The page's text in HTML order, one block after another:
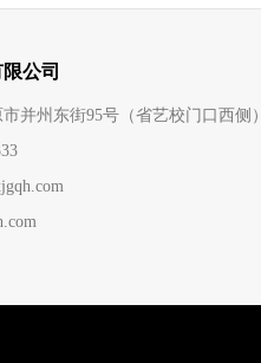
公司
并州东街95号（省艺校门口西侧）